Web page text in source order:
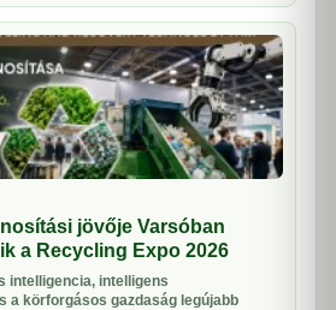
jövője Varsóban
a Recycling Expo 2026
intelligencia, intelligens
a körforgásos gazdaság legújabb